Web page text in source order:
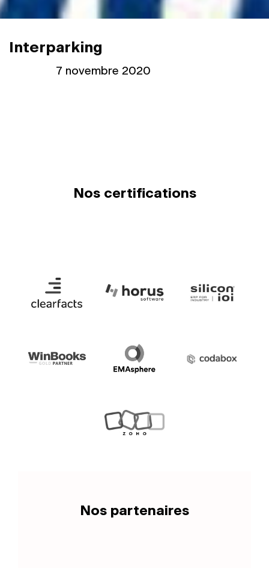
Interparking
7 novembre 2020
Nos certifications
Nos partenaires